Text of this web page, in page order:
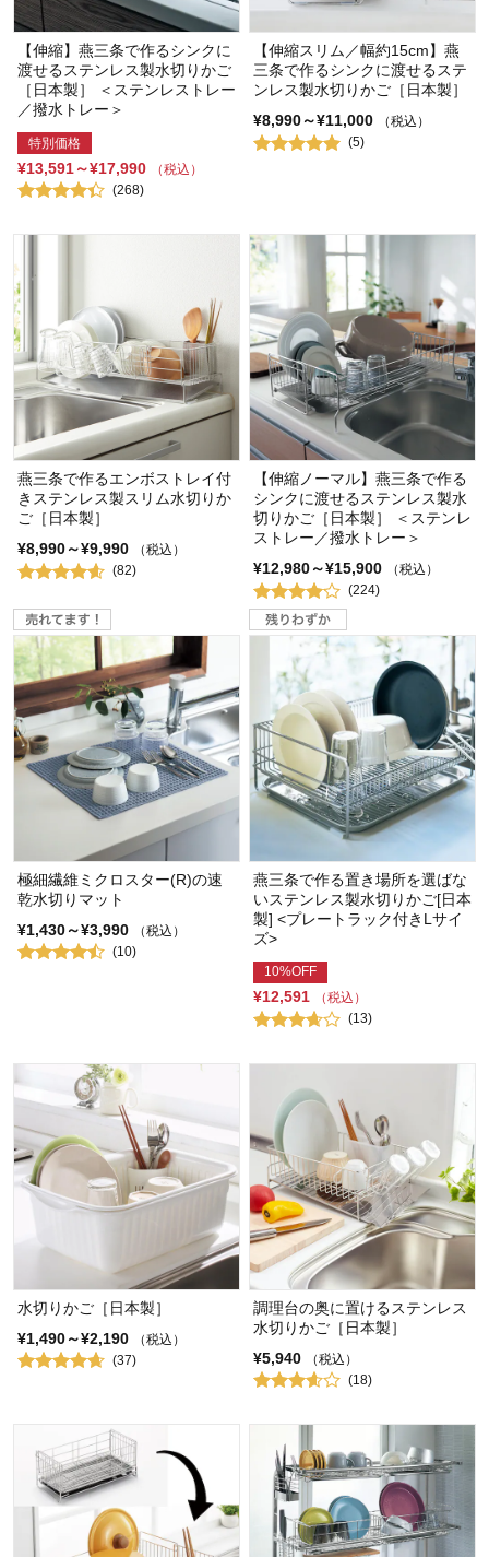
【伸縮】燕三条で作るシンクに
渡せるステンレス製水切りかご
［日本製］ ＜ステンレストレー
／撥水トレー＞
特別価格
¥13,591～¥17,990
（税込）
(268)
【伸縮スリム／幅約15cm】燕
三条で作るシンクに渡せるステ
ンレス製水切りかご［日本製］
¥8,990～¥11,000
（税込）
(5)
燕三条で作るエンボストレイ付
きステンレス製スリム水切りか
ご［日本製］
¥8,990～¥9,990
（税込）
(82)
【伸縮ノーマル】燕三条で作る
シンクに渡せるステンレス製水
切りかご［日本製］ ＜ステンレ
ストレー／撥水トレー＞
¥12,980～¥15,900
（税込）
(224)
極細繊維ミクロスター(R)の速
乾水切りマット
¥1,430～¥3,990
（税込）
(10)
燕三条で作る置き場所を選ばな
いステンレス製水切りかご[日本
製] <プレートラック付きLサイ
ズ>
10%OFF
¥12,591
（税込）
(13)
水切りかご［日本製］
¥1,490～¥2,190
（税込）
(37)
調理台の奥に置けるステンレス
水切りかご［日本製］
¥5,940
（税込）
(18)